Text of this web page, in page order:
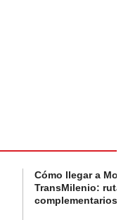
Cómo llegar a
TransMilenio:
complementarios